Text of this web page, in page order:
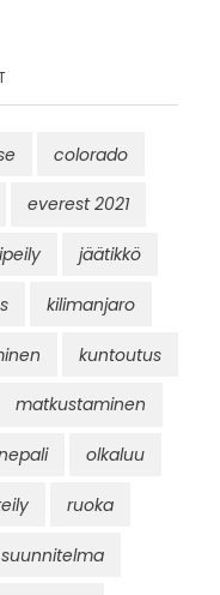
colorado
everest 2021
jäätikkö
kilimanjaro
kuntoutus
matkustaminen
olkaluu
ruoka
suunnitelma